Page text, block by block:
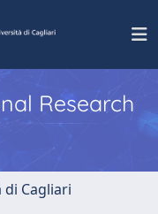
Research
di Cagliari